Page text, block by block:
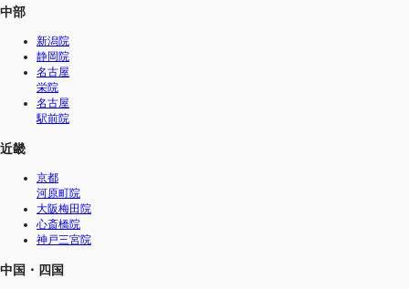
中部
新潟院
静岡院
名古屋
栄院
名古屋
駅前院
近畿
京都
河原町院
大阪梅田院
心斎橋院
神戸三宮院
中国・四国